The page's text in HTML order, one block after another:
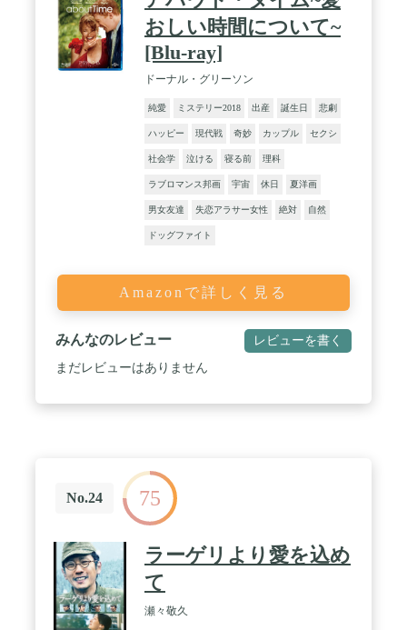
おしい時間について~
[Blu-ray]
ドーナル・グリーソン
純愛 ミステリー2018 出産 誕生日 悲劇
ハッピー 現代戦 奇妙 カップル セクシ
社会学 泣ける 寝る前 理科
ラブロマンス邦画 宇宙 休日 夏洋画
男女友達 失恋アラサー女性 絶対 自然
ドッグファイト
Amazonで詳しく見る
みんなのレビュー レビューを書く
まだレビューはありません
No.24 75
ラーゲリより愛を込め
て
瀬々敬久